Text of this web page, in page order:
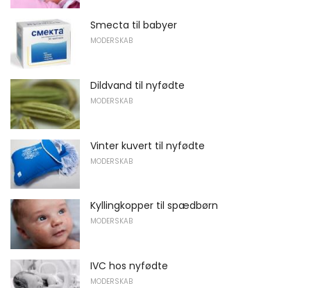
Smecta til babyer
MODERSKAB
Dildvand til nyfødte
MODERSKAB
Vinter kuvert til nyfødte
MODERSKAB
Kyllingkopper til spædbørn
MODERSKAB
IVC hos nyfødte
MODERSKAB